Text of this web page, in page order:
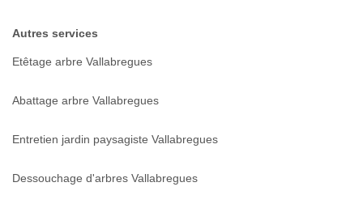
Autres services
Etêtage arbre Vallabregues
Abattage arbre Vallabregues
Entretien jardin paysagiste Vallabregues
Dessouchage d'arbres Vallabregues